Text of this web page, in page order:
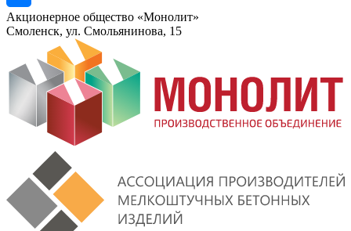
Акционерное общество «Монолит»
Смоленск, ул. Смольянинова, 15